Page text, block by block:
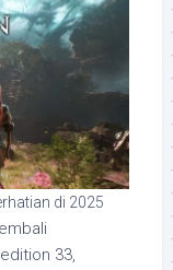
di 2025
33,